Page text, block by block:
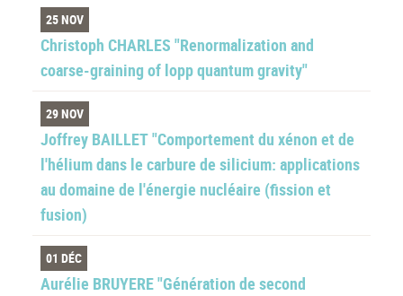
25 NOV
Christoph CHARLES "Renormalization and
coarse-graining of lopp quantum gravity"
29 NOV
Joffrey BAILLET "Comportement du xénon et de
l'hélium dans le carbure de silicium: applications
au domaine de l'énergie nucléaire (fission et
fusion)
01 DÉC
Aurélie BRUYERE "Génération de second